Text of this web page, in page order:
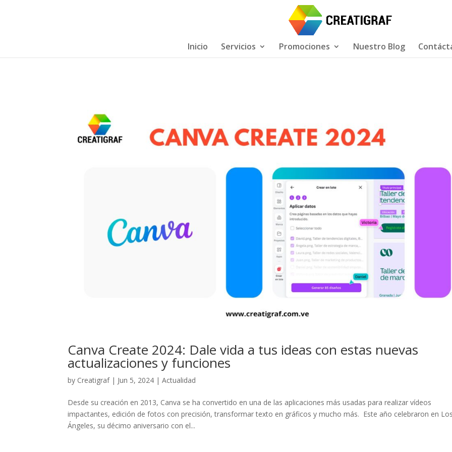
Inicio Servicios Promociones Nuestro Blog
Canva Create 2024: Dale vida a tus ideas con estas nuevas
actualizaciones y funciones
by Creatigraf| Jun 5, 2024 |Actualidad
Desde su creación en 2013, Canva se ha convertido en una de las aplicaciones más usadas para realizar vídeos
impactantes, edición de fotos con precisión, transformar texto en gráficos y mucho más. Este año celebraron en
Ángeles, su décimo aniversario con el...